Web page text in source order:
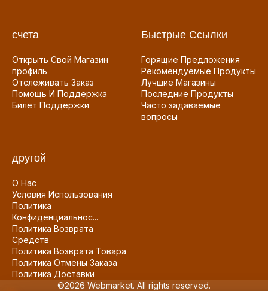
счета
Открыть Свой Магазин
профиль
Отслеживать Заказ
Помощь И Поддержка
Билет Поддержки
Быстрые Ссылки
Горящие Предложения
Рекомендуемые Продукты
Лучшие Магазины
Последние Продукты
Часто задаваемые
вопросы
другой
О Нас
Условия Использования
Политика
Конфиденциальнос...
Политика Возврата
Средств
Политика Возврата Товара
Политика Отмены Заказа
Политика Доставки
©2026 Webmarket. All rights reserved.